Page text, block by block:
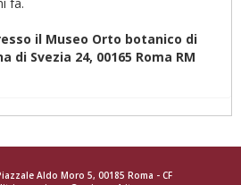
fa.
il Museo Orto botanico di
di Svezia 24, 00165 Roma RM
Aldo Moro 5, 00185 Roma - CF